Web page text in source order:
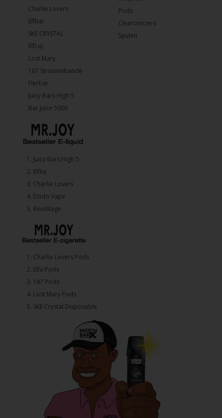
Pods
Clearomizers
Spulen
Charlie Lovers
Elfbar
SKE CRYSTAL
ElfLiq
Lost Mary
187 Strassenbande
Flerbar
Juicy Bars High 5
Bar Juice 5000
1.⁠ ⁠Juicy Bars High 5
2.⁠ ⁠⁠Elfliq
3.⁠ ⁠⁠Charlie Lovers
4.⁠ ⁠⁠Dodo Vape
5. ⁠Revoltage
1.⁠ ⁠Charlie Lovers Pods
2.⁠ ⁠⁠Elfa Pods
3.⁠ ⁠⁠187 Pods
4.⁠ ⁠⁠Lost Mary Pods
5.⁠ ⁠⁠SKE Crystal Disposable